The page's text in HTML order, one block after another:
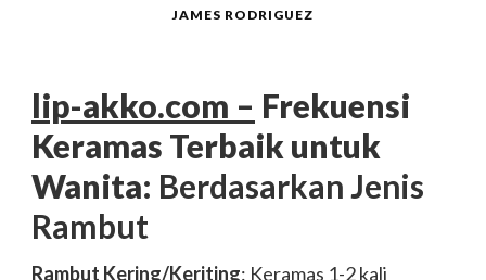
JAMES RODRIGUEZ
lip-akko.com – Frekuensi
Keramas Terbaik untuk
Wanita: Berdasarkan Jenis
Rambut
Rambut Kering/Keriting: Keramas 1-2 kali